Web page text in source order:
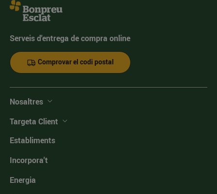
Serveis d'entrega de compra online
Comprovar el codi postal
Nosaltres
Targeta Client
Establiments
Incorpora't
Energia